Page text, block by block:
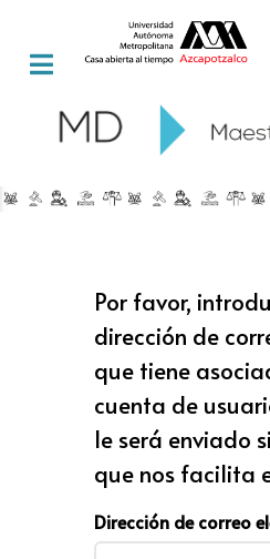
Por favor,
dirección de
que tiene
cuenta de
le será enviado
que nos facilita
Dirección de correo